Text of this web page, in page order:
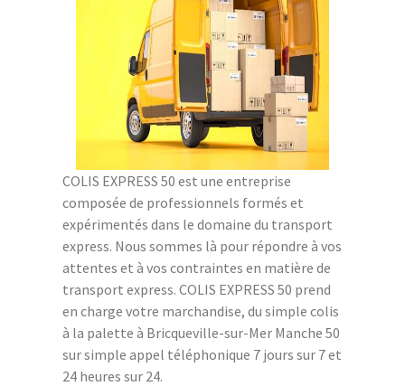
COLIS EXPRESS 50 est une entreprise
composée de professionnels formés et
expérimentés dans le domaine du transport
express. Nous sommes là pour répondre à vos
attentes et à vos contraintes en matière de
transport express. COLIS EXPRESS 50 prend
en charge votre marchandise, du simple colis
à la palette à Bricqueville-sur-Mer Manche 50
sur simple appel téléphonique 7 jours sur 7 et
24 heures sur 24.